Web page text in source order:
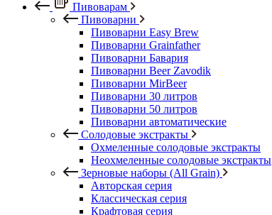
Пивоварам
Пивоварни
Пивоварни Easy Brew
Пивоварни Grainfather
Пивоварни Бавария
Пивоварни Beer Zavodik
Пивоварни MirBeer
Пивоварни 30 литров
Пивоварни 50 литров
Пивоварни автоматические
Солодовые экстракты
Охмеленные солодовые экстракты
Неохмеленные солодовые экстракты
Зерновые наборы (All Grain)
Авторская серия
Классическая серия
Крафтовая серия